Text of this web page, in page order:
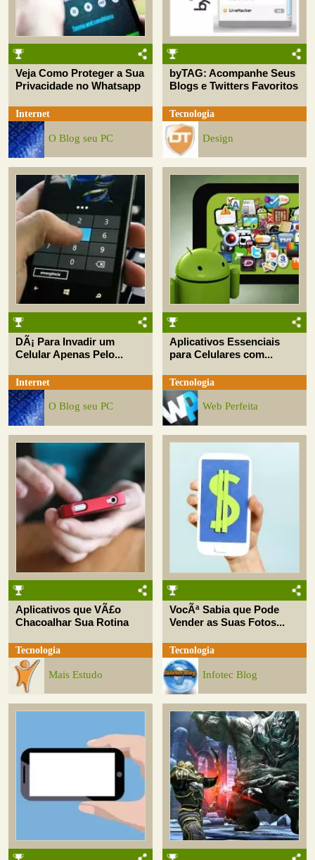
Veja Como Proteger a Sua
Privacidade no Whatsapp
Internet
O Blog seu PC
byTAG: Acompanhe Seus
Blogs e Twitters Favoritos
Tecnologia
Design
DÃ¡ Para Invadir um
Celular Apenas Pelo...
Internet
O Blog seu PC
Aplicativos Essenciais
para Celulares com...
Tecnologia
Web Perfeita
Aplicativos que VÃ£o
Chacoalhar Sua Rotina
Tecnologia
Mais Estudo
VocÃª Sabia que Pode
Vender as Suas Fotos...
Tecnologia
Infotec Blog